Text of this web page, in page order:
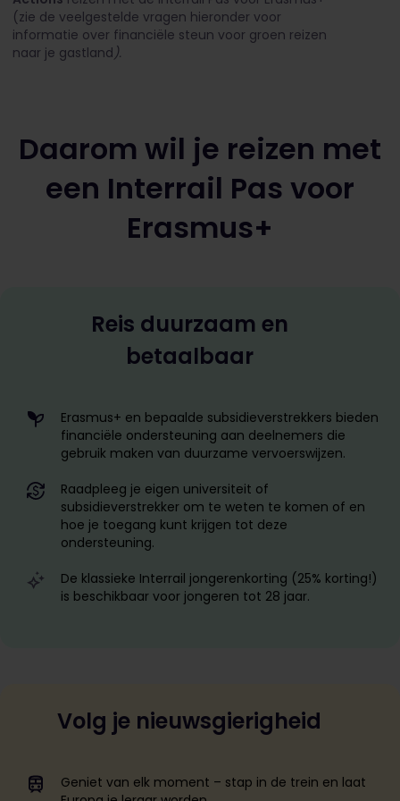
(zie de veelgestelde vragen hieronder voor
informatie over financiële steun voor groen reizen
naar je gastland ).
Daarom wil je reizen met
een Interrail Pas voor
Erasmus+
Reis duurzaam en
betaalbaar
Erasmus+ en bepaalde subsidieverstrekkers bieden
financiële ondersteuning aan deelnemers die
gebruik maken van duurzame vervoerswijzen.
Raadpleeg je eigen universiteit of
subsidieverstrekker om te weten te komen of en
hoe je toegang kunt krijgen tot deze
ondersteuning.
De klassieke Interrail jongerenkorting (25% korting!)
is beschikbaar voor jongeren tot 28 jaar.
Volg je nieuwsgierigheid
Geniet van elk moment – stap in de trein en laat